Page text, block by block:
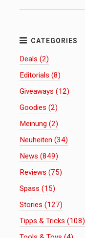
Deals (2)
Editorials (8)
Giveaways (12)
Goodies (2)
Meinung (2)
Neuheiten (34)
News (849)
Reviews (75)
Spass (15)
Stories (127)
Tipps & Tricks (108)